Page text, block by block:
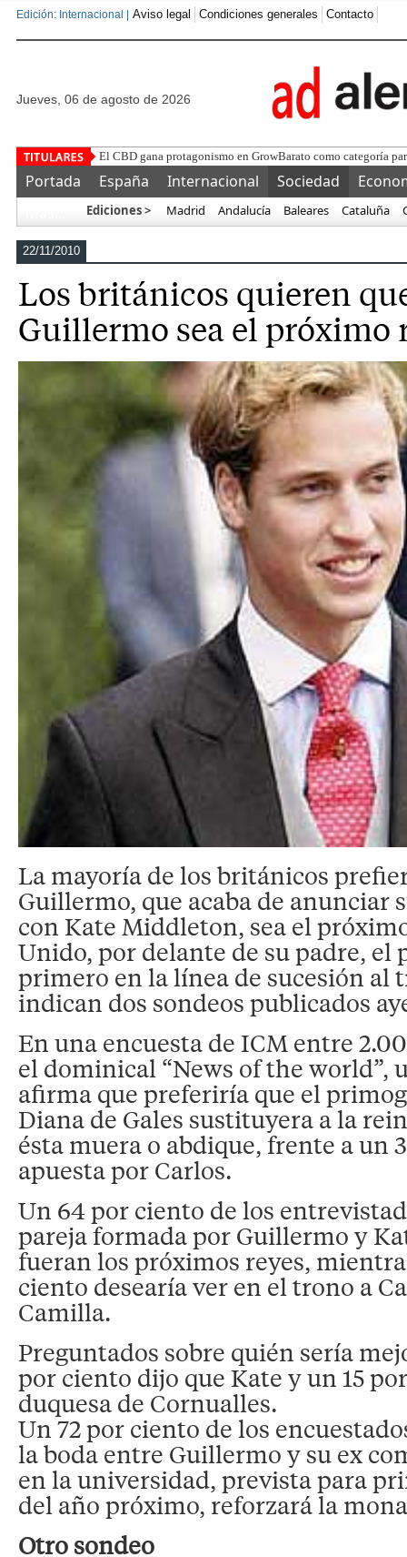
Edición: Internacional | Aviso legal Condiciones generales Contacto
jueves, 06 de agosto de 2026
Tipos de VPS
Portada España Internacional Sociedad
Ediciones > Madrid Andalucía Baleares Cataluña
22/11/2010
Los británicos quieren
Guillermo sea el próximo
La mayoría de los británicos
Guillermo, que acaba de anunciar
con Kate Middleton, sea el
Unido, por delante de su padre, el
primero en la línea de sucesión al
indican dos sondeos publicados
En una encuesta de ICM entre
el dominical “News of the world”,
afirma que preferiría que el
Diana de Gales sustituyera a la
ésta muera o abdique, frente a un
apuesta por Carlos.
Un 64 por ciento de los
pareja formada por Guillermo y
fueran los próximos reyes,
ciento desearía ver en el trono a
Camilla.
Preguntados sobre quién sería
por ciento dijo que Kate y un 15
duquesa de Cornualles.
Un 72 por ciento de los
la boda entre Guillermo y su ex
en la universidad, prevista para
del año próximo, reforzará la
Otro sondeo